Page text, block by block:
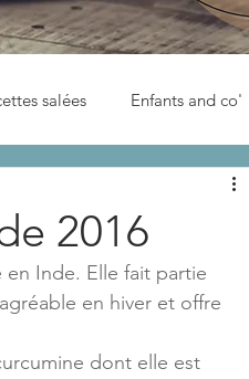
salées Enfants and co'
2016
Inde. Elle fait partie
en hiver et offre
dont elle est